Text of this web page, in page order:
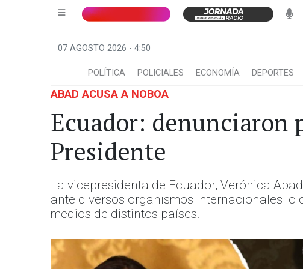
07 AGOSTO 2026 - 4:50
POLÍTICA POLICIALES ECONOMÍA DEPORTES
ABAD ACUSA A NOBOA
Ecuador: denunciaron
Presidente
La vicepresidenta de Ecuador, Verónica
ante diversos organismos internacionales lo
medios de distintos países.